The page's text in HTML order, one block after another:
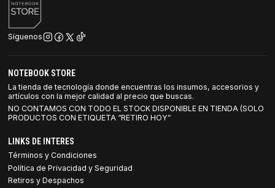
Síguenos
NOTEBOOK STORE
La tienda de tecnología donde encuentras los insumos, accesorios y
artículos con la mejor calidad al precio que buscas.
NO CONTAMOS CON TODO EL STOCK DISPONIBLE EN TIENDA (SOLO
PRODUCTOS CON ETIQUETA “RETIRO HOY”
LINKS DE INTERES
Términos y Condiciones
Política de Privacidad y Seguridad
Retiros y Despachos